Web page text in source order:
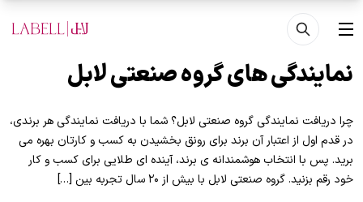
رفتن به محتوای اصلی
منو
نمایندگی های گروه صنعتی لابل
چرا دریافت نمایندگی گروه صنعتی لابل؟ شما با دریافت نمایندگی هر برندی،
در قدم اول از اعتبار آن برند برای رونق بخشیدن به کسب و کارتان بهره می
برید. پس با انتخاب هوشمندانه ی برند، آینده ای طلایی برای کسب و کار
خود رقم بزنید. گروه صنعتی لابل با بیش از ۲۰ سال تجربه بین […]